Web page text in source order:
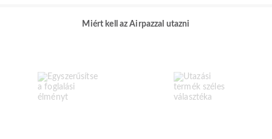
Miért kell az Airpazzal utazni